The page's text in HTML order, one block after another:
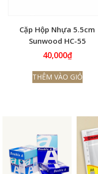
Cặp Hộp Nhựa 5.5cm
Sunwood HC-55
40,000₫
THÊM VÀO GIỎ